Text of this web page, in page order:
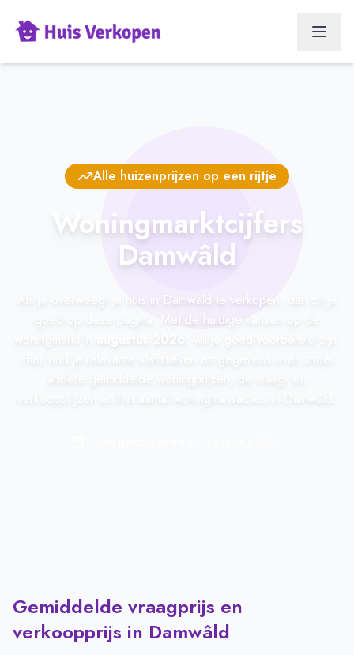
Alle huizenprijzen op een rijtje
Woningmarktcijfers
Damwâld
Als je overweegt je huis in Damwâld te verkopen, dan zit je
goed op deze pagina. Met de huidige kansen op de
Gemiddelde vraagprijs en
verkoopprijs in Damwâld